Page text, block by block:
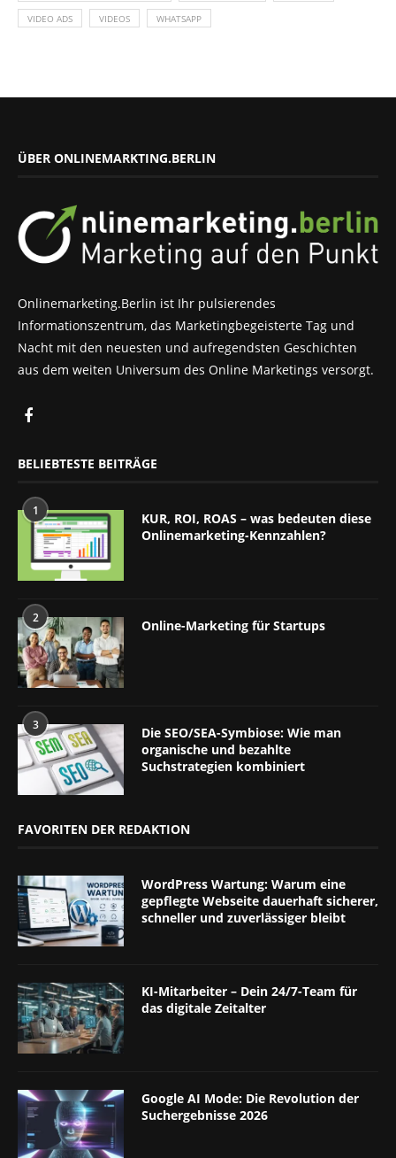
VIDEO ADS VIDEOS WHATSAPP
ÜBER ONLINEMARKTING.BERLIN
Onlinemarketing.Berlin ist Ihr pulsierendes
Informationszentrum, das Marketingbegeisterte Tag und
Nacht mit den neuesten und aufregendsten Geschichten
aus dem weiten Universum des Online Marketings versorgt.
BELIEBTESTE BEITRÄGE
1
KUR, ROI, ROAS – was bedeuten diese
Onlinemarketing-Kennzahlen?
2 Online-Marketing für Startups
3
Die SEO/SEA-Symbiose: Wie man
organische und bezahlte
Suchstrategien kombiniert
FAVORITEN DER REDAKTION
WordPress Wartung: Warum eine
gepflegte Webseite dauerhaft sicherer,
schneller und zuverlässiger bleibt
KI-Mitarbeiter – Dein 24/7-Team für
das digitale Zeitalter
Google AI Mode: Die Revolution der
Suchergebnisse 2026